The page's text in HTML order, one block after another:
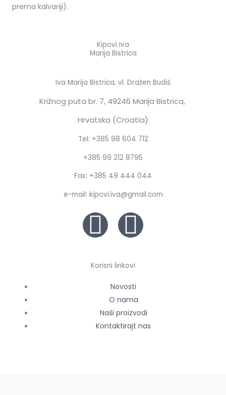
prema kalvariji).
Kipovi Iva
Marija Bistrica
Iva Marija Bistrica, vl. Dražen Budiš
Križnog puta br. 7, 49246 Marija Bistrica,
Hrvatska (Croatia)
Tel: +385 98 604 712
+385 99 212 8795
Fax: +385 49 444 044
e-mail: kipovi.iva@gmail.com
F
a
c
e
b
G
o
o
g
l
Korisni linkovi
Novosti
O nama
Naši proizvodi
Kontaktirajt nas